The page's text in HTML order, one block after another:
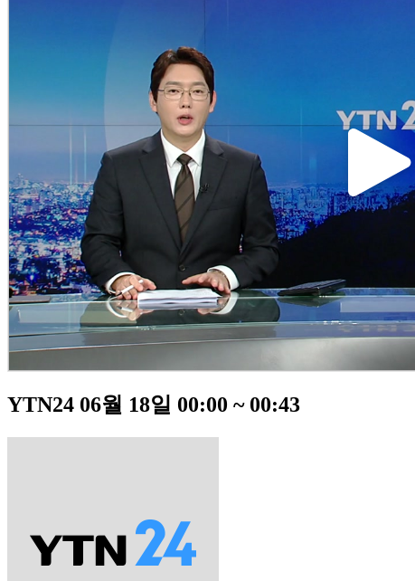
YTN24 06월 18일 00:00 ~ 00:43